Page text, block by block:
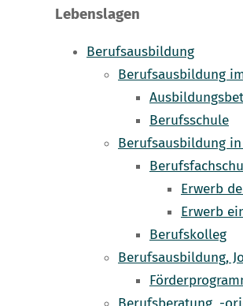
Lebenslagen
Berufsausbildung
Berufsausbildung
Berufsschule
Berufsausbildung
Erwerb
Erwerb
Berufskolleg
Berufsausbildung,